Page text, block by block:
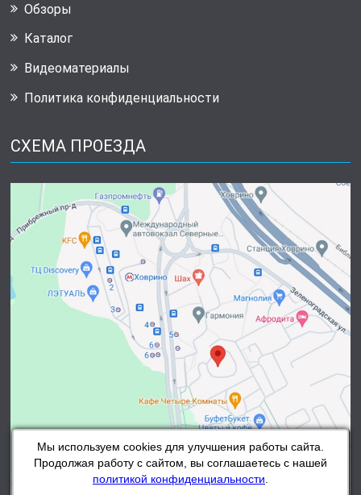
Мы используем cookies для улучшения работы сайта.
Продолжая работу с сайтом, вы соглашаетесь с нашей
политикой конфиденциальности
Обзоры
Каталог
Видеоматериалы
Политика конфиденциальности
СХЕМА ПРОЕЗДА